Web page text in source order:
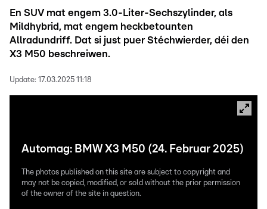
En SUV mat engem 3.0-Liter-Sechszylinder, als
Mildhybrid, mat engem heckbetounten
Allradundriff. Dat si just puer Stéchwierder, déi den
X3 M50 beschreiwen.
Update: 17.03.2025 11:18
Automag: BMW X3 M50 (24. Februar 2025)
The photos published on this site are subject to copyright and
may not be copied, modified, or sold without the prior permission
of the owner of the site in question.